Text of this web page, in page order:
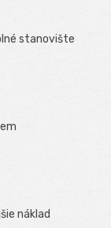
stanovište
náklad